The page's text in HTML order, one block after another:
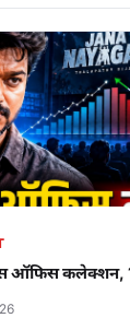
ऑफिस कलेक्शन,